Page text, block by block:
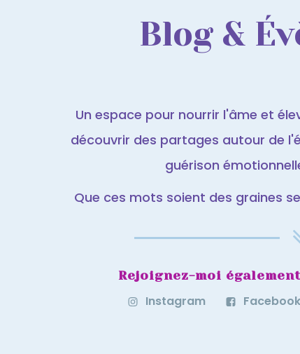
Blog &
Un espace pour nourrir l'âme et
découvrir des partages autour de
guérison
Que ces mots soient des graines
Rejoignez-moi
Instagram Facebook